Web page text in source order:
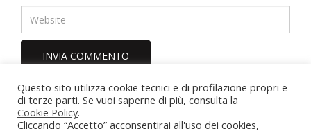
Olimpia Parboni Arquati – Psicologa e Psicoterapeuta
Via Stanislao Carcereri 27, 00154 Roma (RM) – P. Iva
13983321004 - Iscrizione Albo Psicologi del Lazio n. 18148
Questo sito utilizza cookie tecnici e di profilazione propri e
di terze parti. Se vuoi saperne di più, consulta la
Cookie Policy.
Cliccando “Accetto” acconsentirai all'uso dei cookies,